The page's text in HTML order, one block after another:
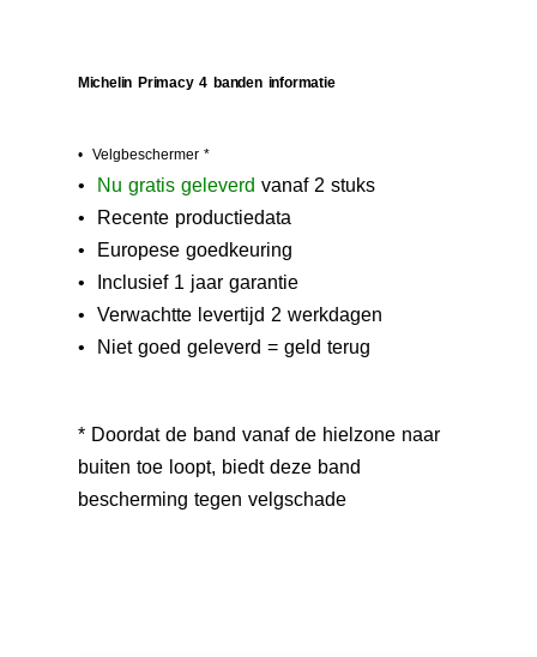
Michelin Primacy 4 banden informatie
• Velgbeschermer *
• N u gratis geleverd vanaf 2 stuks
• Recente productiedata
• Europese goedkeuring
• Inclusief 1 jaar garantie
• Verwachtte levertijd 2 werkdagen
• Niet goed geleverd = geld terug
* Doordat de band vanaf de hielzone naar
buiten toe loopt, biedt deze band
bescherming tegen velgschade